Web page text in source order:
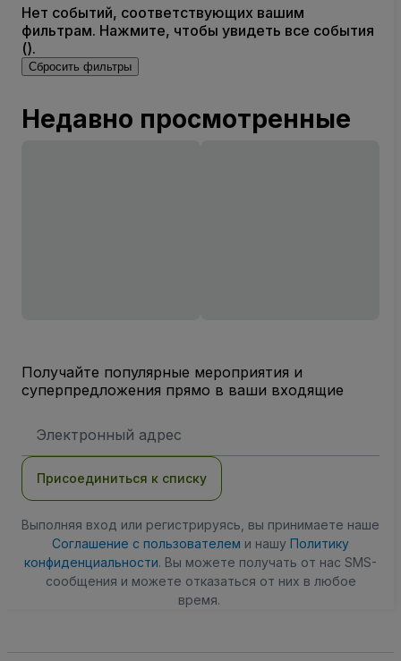
Нет событий, соответствующих вашим
фильтрам. Нажмите, чтобы увидеть все события
().
Сбросить фильтры
Недавно просмотренные
Получайте популярные мероприятия и
суперпредложения прямо в ваши входящие
электронной
Присоединиться к списку
Выполняя вход или регистрируясь, вы принимаете наше
Соглашение с пользователем и нашу Политику
конфиденциальности. Вы можете получать от нас SMS-
сообщения и можете отказаться от них в любое
время.